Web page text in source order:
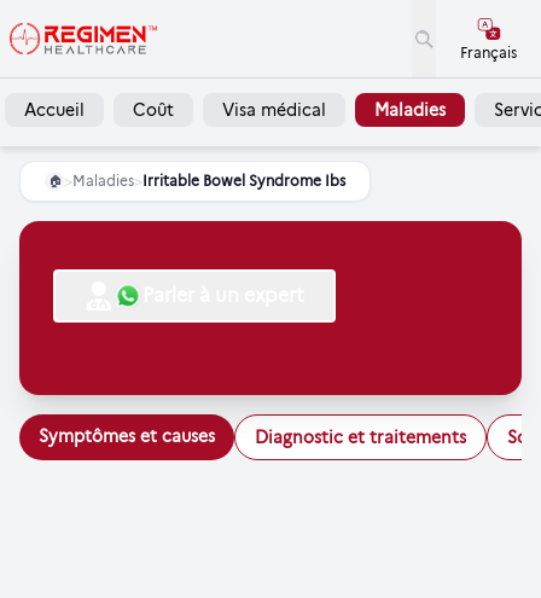
Français
Accueil Coût Visa médical Maladies
🏠 >Maladies>Irritable Bowel Syndrome Ibs
Symptômes et causes Diagnostic et traitements